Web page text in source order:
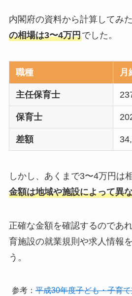
内閣府の資料から計算してみた
の相場は3〜4万円でした。
職種 月
主任保育士
保育士
差額
しかし、あくまで3〜4万円は
金額は地域や施設によって異
正確な金額を確認するのであ
育施設の就業規則や求人情報
う。
参考：平成30年度子ども・子育